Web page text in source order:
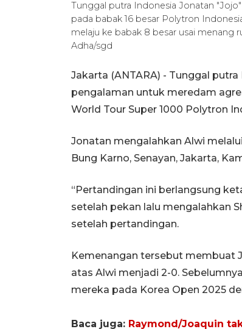
Tunggal putra Indonesia Jonatan
pada babak 16 besar Polytron
melaju ke babak 8 besar usai menang
Adha/sgd
Jakarta (ANTARA) - Tunggal
pengalaman untuk meredam
World Tour Super 1000 Polytron
Jonatan mengalahkan Alwi melalui
Bung Karno, Senayan, Jakarta,
“Pertandingan ini berlangsung
setelah pekan lalu mengalahkan
setelah pertandingan.
Kemenangan tersebut membuat
atas Alwi menjadi 2-0.
mereka pada Korea Open 2025
Baca juga: Raymond/Joaquin